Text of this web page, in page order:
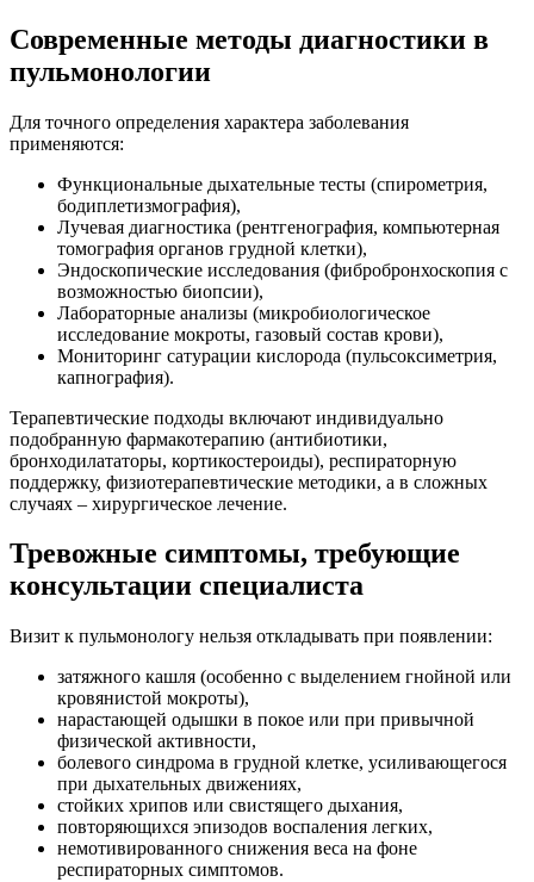
Современные методы диагностики в
пульмонологии
Для точного определения характера заболевания
применяются:
Функциональные дыхательные тесты (спирометрия,
бодиплетизмография),
Лучевая диагностика (рентгенография, компьютерная
томография органов грудной клетки),
Эндоскопические исследования (фибробронхоскопия с
возможностью биопсии),
Лабораторные анализы (микробиологическое
исследование мокроты, газовый состав крови),
Мониторинг сатурации кислорода (пульсоксиметрия,
капнография).
Терапевтические подходы включают индивидуально
подобранную фармакотерапию (антибиотики,
бронходилататоры, кортикостероиды), респираторную
поддержку, физиотерапевтические методики, а в сложных
случаях – хирургическое лечение.
Тревожные симптомы, требующие
консультации специалиста
Визит к пульмонологу нельзя откладывать при появлении:
затяжного кашля (особенно с выделением гнойной или
кровянистой мокроты),
нарастающей одышки в покое или при привычной
физической активности,
болевого синдрома в грудной клетке, усиливающегося
при дыхательных движениях,
стойких хрипов или свистящего дыхания,
повторяющихся эпизодов воспаления легких,
немотивированного снижения веса на фоне
респираторных симптомов.